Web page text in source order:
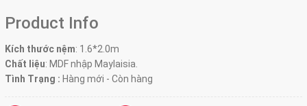
Product Info
Kích thước nệm: 1.6*2.0m
Chất liệu: MDF nhập Maylaisia.
Tình Trạng : Hàng mới - Còn hàng